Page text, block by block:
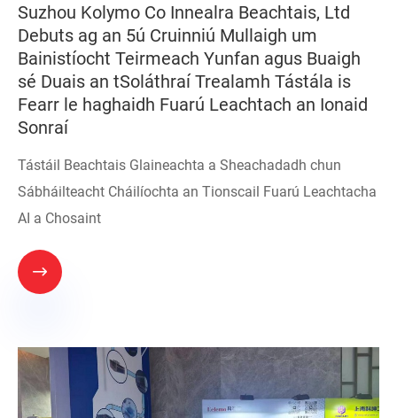
Suzhou Kolymo Co Innealra Beachtais, Ltd
Debuts ag an 5ú Cruinniú Mullaigh um
Bainistíocht Teirmeach Yunfan agus Buaigh
sé Duais an tSoláthraí Trealamh Tástála is
Fearr le haghaidh Fuarú Leachtach an Ionaid
Sonraí
Tástáil Beachtais Glaineachta a Sheachadadh chun
Sábháilteacht Cháilíochta an Tionscail Fuarú Leachtacha
AI a Chosaint
